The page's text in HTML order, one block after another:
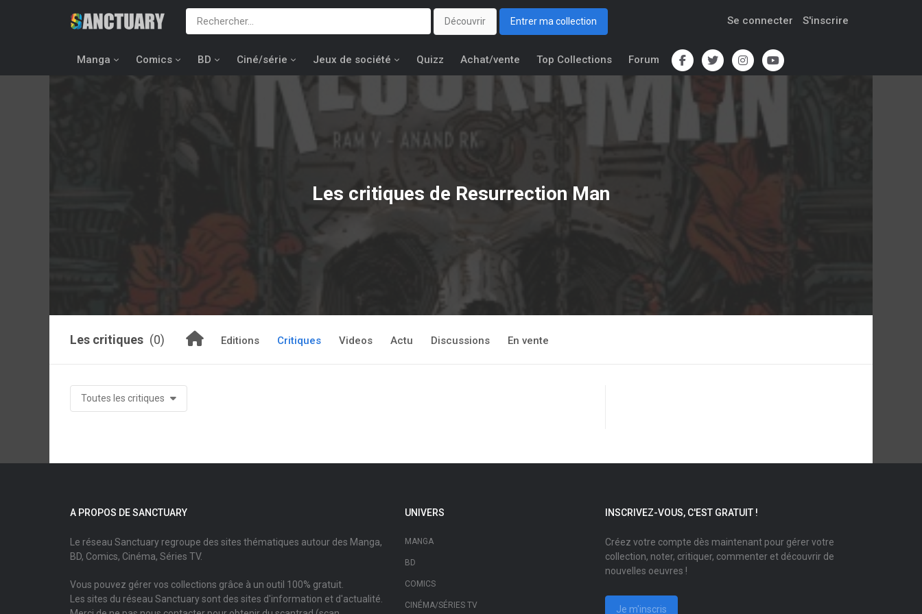
Découvrir Entrer ma collection Se connecter S'inscrire
Manga Comics BD Ciné/série Jeux de société Quizz Achat/vente Top Collections Forum
Les critiques de Resurrection Man
Les critiques (0) Editions Critiques Videos Actu Discussions En vente
Toutes les critiques
A PROPOS DE SANCTUARY
Le réseau Sanctuary regroupe des sites thématiques autour des Manga,
BD, Comics, Cinéma, Séries TV.
Vous pouvez gérer vos collections grâce à un outil 100% gratuit.
Les sites du réseau Sanctuary sont des sites d'information et d'actualité.
UNIVERS
MANGA
BD
COMICS
CINÉMA/SÉRIES TV
INSCRIVEZ-VOUS, C'EST GRATUIT !
Créez votre compte dès maintenant pour gérer votre
collection, noter, critiquer, commenter et découvrir de
nouvelles oeuvres !
Je m'inscris